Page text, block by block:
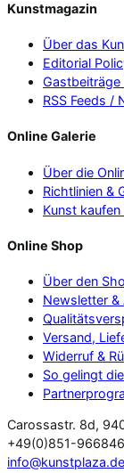
Kunstmagazin
Über das
Editorial
RSS Feeds /
Online Galerie
Über die
Richtlinien &
Kunst
Online Shop
Über den
Newsletter &
Versand,
Widerruf &
So gelingt
Carossastr. 8d,
+49(0)851-
info@kunstplaza.de